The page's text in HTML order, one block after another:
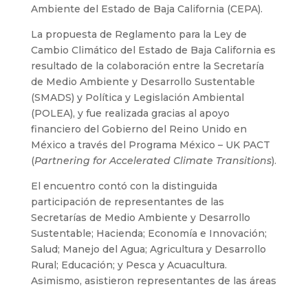
Ambiente del Estado de Baja California (CEPA).
La propuesta de Reglamento para la Ley de
Cambio Climático del Estado de Baja California es
resultado de la colaboración entre la Secretaría
de Medio Ambiente y Desarrollo Sustentable
(SMADS) y Política y Legislación Ambiental
(POLEA), y fue realizada gracias al apoyo
financiero del Gobierno del Reino Unido en
México a través del Programa México – UK PACT
(Partnering for Accelerated Climate Transitions).
El encuentro contó con la distinguida
participación de representantes de las
Secretarías de Medio Ambiente y Desarrollo
Sustentable; Hacienda; Economía e Innovación;
Salud; Manejo del Agua; Agricultura y Desarrollo
Rural; Educación; y Pesca y Acuacultura.
Asimismo, asistieron representantes de las áreas